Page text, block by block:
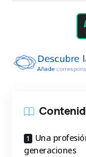
Una
generaciones